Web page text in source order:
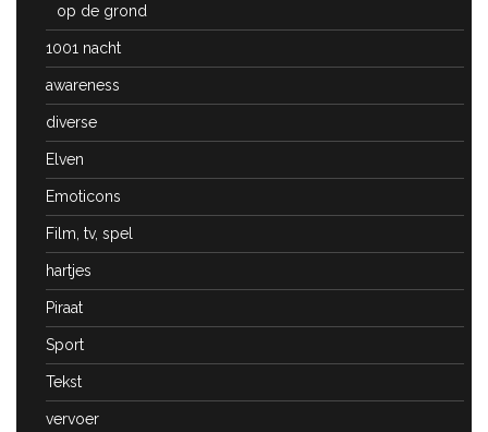
op de grond
1001 nacht
awareness
diverse
Elven
Emoticons
Film, tv, spel
hartjes
Piraat
Sport
Tekst
vervoer